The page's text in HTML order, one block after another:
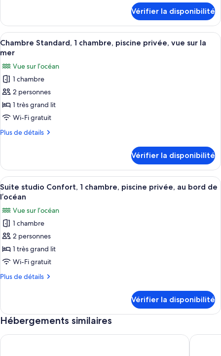
piscine
privée,
vue
sur
l’océan
Chambre
supérieure,
piscine
privée,
sur
l’océan
Vérifier la disponibilité
Afficher
toutes
photos
pour
ce
type
de
chambre :
1
chambre,
piscine
privée,
vue
sur
la
mer
Une chambre dotée d’un grand lit,
3
Chambre Standard, 1 chambre, piscine privée, vue sur la
mer
Vue sur l’océan
1 chambre
2 personnes
1 très grand lit
Wi-Fi gratuit
Plus de détails
Plus
Chambre
Standard,
1
chambre,
privée,
vue
sur
la
mer
Vérifier la disponibilité
Afficher
toutes
photos
pour
ce
type
de
chambre :
Confort,
1
chambre,
piscine
Une chambre avec un lit, une
5
Suite studio Confort, 1 chambre, piscine privée, au bord de
l’océan
Vue sur l’océan
1 chambre
2 personnes
1 très grand lit
Wi-Fi gratuit
Plus de détails
Plus
Suite
studio
1
Vérifier la disponibilité
Hébergements similaires
Charming Ocean View Retreat, Matanchen Bay Casa